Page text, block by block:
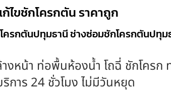
ไขชักโครกตัน ราคาถูก
ครกตันปทุมธานี ช่างซ่อมชักโครกตันปทุ
งหน้า ท่อพื้นห้องน้ำ โถฉี่ ชักโครก
การ 24 ชั่วโมง ไม่มีวันหยุด